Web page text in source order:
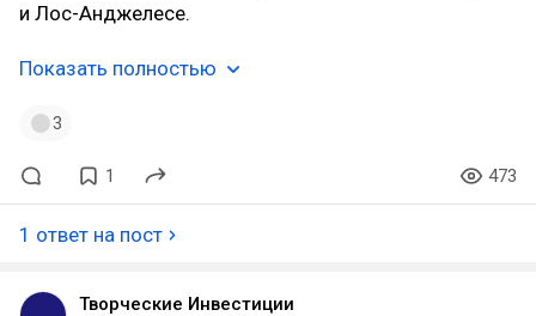
и Лос-Анджелесе.
Показать полностью
3
1 473
1 ответ на пост
Творческие Инвестиции